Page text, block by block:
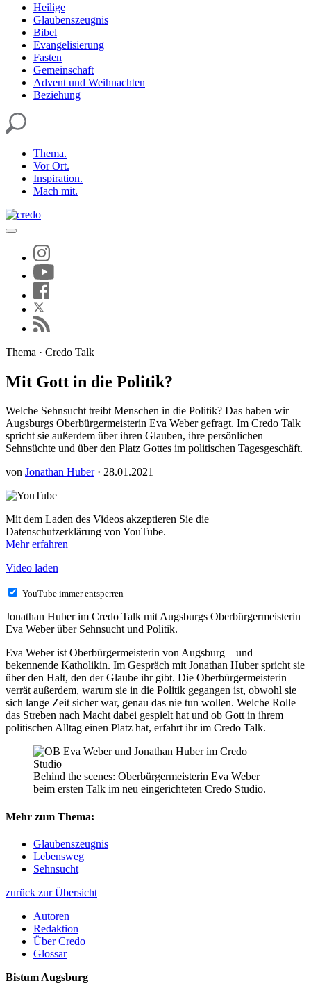
Heilige
Glaubenszeugnis
Bibel
Evangelisierung
Fasten
Gemeinschaft
Advent und Weihnachten
Beziehung
Thema.
Vor Ort.
Inspiration.
Mach mit.
Thema · Credo Talk
Mit Gott in die Politik?
Welche Sehnsucht treibt Menschen in die Politik? Das haben wir
Augsburgs Oberbürgermeisterin Eva Weber gefragt. Im Credo Talk
spricht sie außerdem über ihren Glauben, ihre persönlichen
Sehnsüchte und über den Platz Gottes im politischen Tagesgeschäft.
von Jonathan Huber· 28.01.2021
Mit dem Laden des Videos akzeptieren Sie die
Datenschutzerklärung von YouTube.
Mehr erfahren
Video laden
YouTube immer entsperren
Jonathan Huber im Credo Talk mit Augsburgs Oberbürgermeisterin
Eva Weber über Sehnsucht und Politik.
Eva Weber ist Oberbürgermeisterin von Augsburg – und
bekennende Katholikin. Im Gespräch mit Jonathan Huber spricht sie
über den Halt, den der Glaube ihr gibt. Die Oberbürgermeisterin
verrät außerdem, warum sie in die Politik gegangen ist, obwohl sie
sich lange Zeit sicher war, genau das nie tun wollen. Welche Rolle
das Streben nach Macht dabei gespielt hat und ob Gott in ihrem
politischen Alltag einen Platz hat, erfahrt ihr im Credo Talk.
Behind the scenes: Oberbürgermeisterin Eva Weber
beim ersten Talk im neu eingerichteten Credo Studio.
Mehr zum Thema:
Glaubenszeugnis
Lebensweg
Sehnsucht
zurück zur Übersicht
Autoren
Redaktion
Über Credo
Glossar
Bistum Augsburg